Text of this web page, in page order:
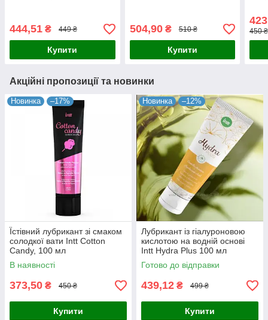
444,51 ₴ 449 ₴
Купити
504,90₴ 510 ₴
Купити
100
423
450
Акційні пропозиції та новинки
Новинка –17%
Їстівний лубрикант зі смаком
солодкої вати Intt Cotton
Candy, 100 мл
В наявності
373,50 ₴ 450 ₴
Купити
Новинка –12%
Лубрикант із гіалуроновою
кислотою на водній основі
Intt Hydra Plus 100 мл
Готово до відправки
439,12 ₴ 499 ₴
Купити